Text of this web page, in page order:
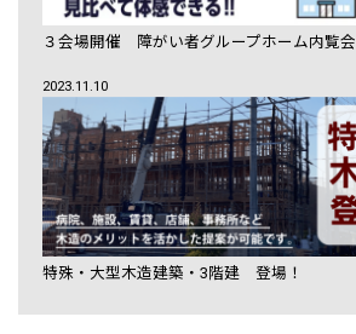
３会場開催 障がい者グループホーム内覧会
2023.11.10
特殊・大型木造建築・3階建 登場！